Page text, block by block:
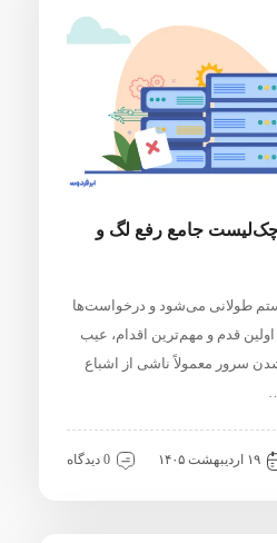
چک‌لیست جامع رفع لگ و
طولانی می‌شود و درخواست‌ها
قدم و مهم‌ترین اقدام، عیب
سرور معمولاً ناشی از اشباع
۱۹ اردیبهشت ۱۴۰۵ 0 دیدگاه